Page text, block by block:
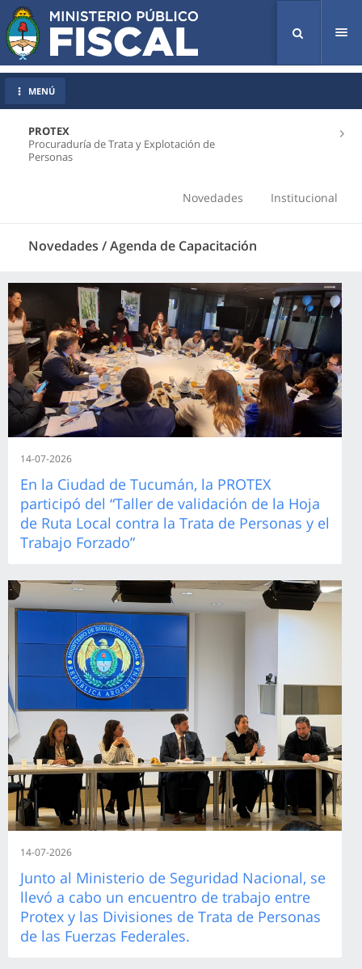
PROTEX
Procuraduría de Trata y Explotación de
Personas
Novedades Institucional
Novedades / Agenda de Capacitación
MENÚ
14-07-2026
En la Ciudad de Tucumán, la PROTEX
participó del “Taller de validación de la Hoja
de Ruta Local contra la Trata de Personas y el
Trabajo Forzado”
14-07-2026
Junto al Ministerio de Seguridad Nacional, se
llevó a cabo un encuentro de trabajo entre
Protex y las Divisiones de Trata de Personas
de las Fuerzas Federales.